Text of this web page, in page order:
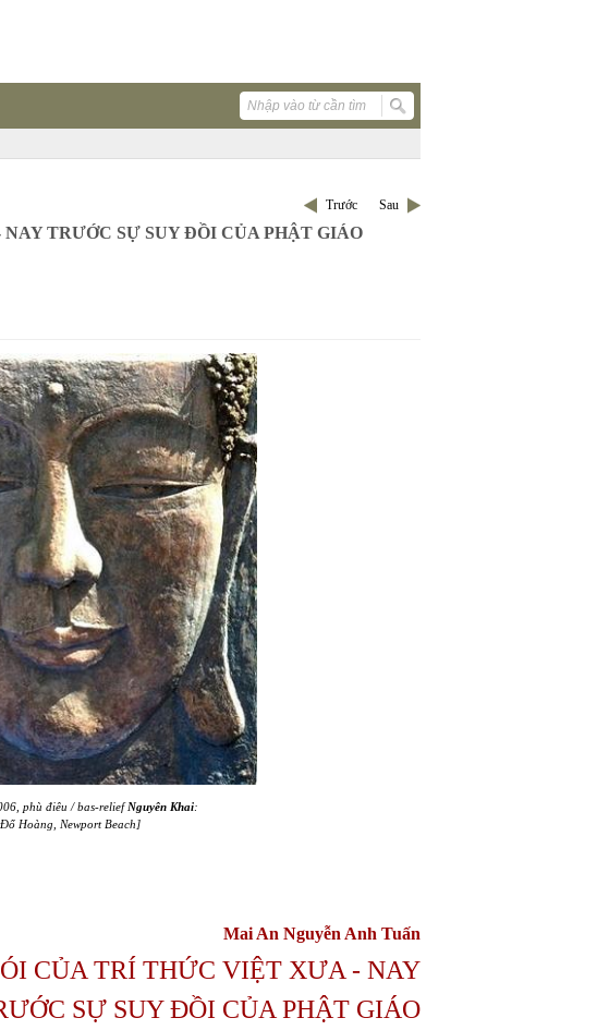
Trước Sau
TRƯỚC SỰ SUY ĐỒI CỦA PHẬT GIÁO
phù điêu / bas-reliefNguyên Khai:
Hoàng, Newport Beach]
Mai An Nguyễn Anh Tuấn
CỦA TRÍ THỨC VIỆT XƯA - NAY
SỰ SUY ĐỒI CỦA PHẬT GIÁO